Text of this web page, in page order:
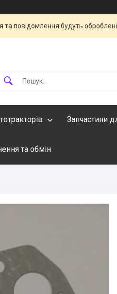
та повідомлення будуть
Запчастини
та обмін